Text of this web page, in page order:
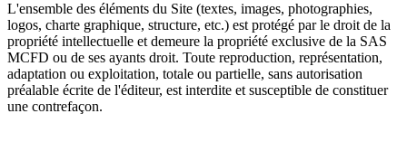
L'ensemble des éléments du Site (textes, images, photographies,
logos, charte graphique, structure, etc.) est protégé par le droit de la
propriété intellectuelle et demeure la propriété exclusive de la SAS
MCFD ou de ses ayants droit. Toute reproduction, représentation,
adaptation ou exploitation, totale ou partielle, sans autorisation
préalable écrite de l'éditeur, est interdite et susceptible de constituer
une contrefaçon.